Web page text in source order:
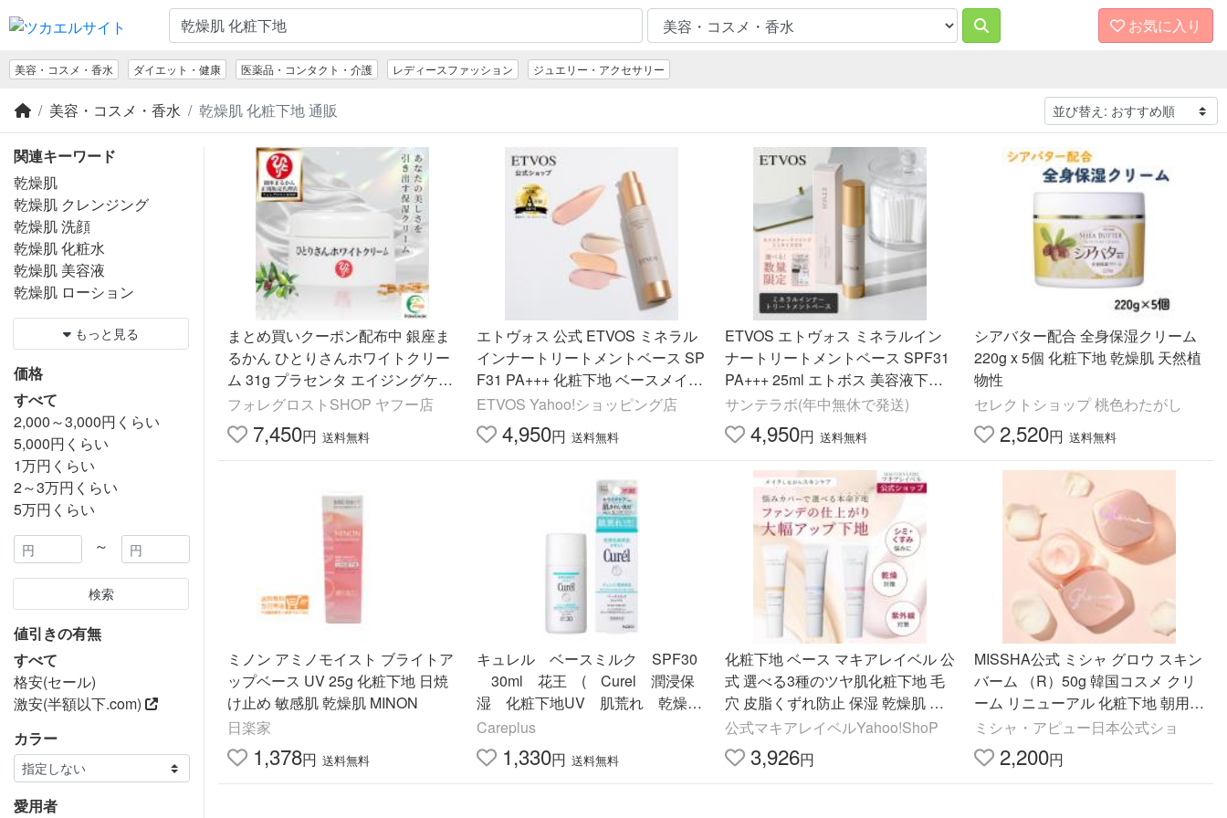
お気に入り
美容・コスメ・香水 ダイエット・健康 医薬品・コンタクト・介護 レディースファッション ジュエリー・アクセサリー
美容・コスメ・香水 乾燥肌 化粧下地 通販
関連キーワード
乾燥肌
乾燥肌 クレンジング
乾燥肌 洗顔
乾燥肌 化粧水
乾燥肌 美容液
乾燥肌 ローション
もっと見る
価格
すべて
2,000～3,000円くらい
5,000円くらい
1万円くらい
2～3万円くらい
5万円くらい
～
検索
値引きの有無
すべて
格安(セール)
激安(半額以下.com)
カラー
愛用者
まとめ買いクーポン配布中 銀座ま
るかん ひとりさんホワイトクリー
ム 31g プラセンタ エイジングケア
保湿クリーム 化粧下地 ベースメイ
ク 敏感肌 乾燥肌 美容
フォレグロストSHOP ヤフー店
7,450円 送料無料
エトヴォス 公式 ETVOS ミネラル
インナートリートメントベース SP
F31 PA+++ 化粧下地 ベースメイク
ツヤ 石けんオフ UV ツヤ肌 敏感肌
乾燥肌 保湿 メイク
ETVOS Yahoo!ショッピング店
4,950円 送料無料
ETVOS エトヴォス ミネラルイン
ナートリートメントベース SPF31
PA+++ 25ml エトボス 美容液下地
乾燥 乾燥肌 敏感肌 保湿 メイク下
地 化粧下地
サンテラボ(年中無休で発送)
4,950円 送料無料
シアバター配合 全身保湿クリーム
220g x 5個 化粧下地 乾燥肌 天然植
物性
セレクトショップ 桃色わたがし
2,520円 送料無料
ミノン アミノモイスト ブライトア
ップベース UV 25g 化粧下地 日焼
け止め 敏感肌 乾燥肌 MINON
日楽家
1,378円 送料無料
キュレル ベースミルク SPF30
30ml 花王 ( Curel 潤浸保
湿 化粧下地UV 肌荒れ 乾燥
肌 セラミド ) ポスト投函 送
料無料
Careplus
1,330円 送料無料
化粧下地 ベース マキアレイベル 公
式 選べる3種のツヤ肌化粧下地 毛
穴 皮脂くずれ防止 保湿 乾燥肌 日
焼け止め UVカット 崩れない 40代
50代 ポイント利用
公式マキアレイベルYahoo!ShoP
3,926円
MISSHA公式 ミシャ グロウ スキン
バーム （R）50g 韓国コスメ クリ
ーム リニューアル 化粧下地 朝用
乾燥肌 保湿
ミシャ・アピュー日本公式ショ
2,200円